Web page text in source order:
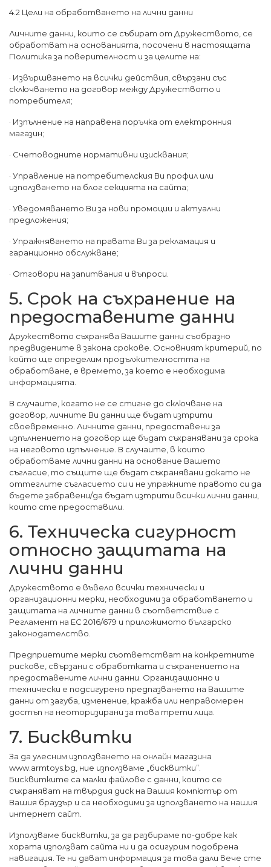
4.2 Цели на обработването на лични данни
Личните данни, които се събират от Дружеството, се
обработват на основанията, посочени в настоящата
Политика за поверителност и за целите на:
· Извършването на всички действия, свързани със
сключването на договор между Дружеството и
потребителя;
· Изпълнение на направена поръчка от електронния
магазин;
· Счетоводните нормативни изисквания;
· Управление на потребителския Ви профил или
използването на блог секцията на сайта;
· Уведомяването Ви за нови промоции и актуални
предложения;
· Упражняването на правата Ви за рекламация и
гаранционно обслужване;
· Отговори на запитвания и въпроси.
5. Срок на съхранение на
предоставените данни
Дружеството съхранява Вашите данни съобразно
предвидените в закона срокове. Основният критерий, по
който ще определим продължителността на
обработване, е времето, за което е необходима
информацията.
В случаите, когато не се стигне до сключване на
договор, личните Ви данни ще бъдат изтрити
своевременно. Личните данни, предоставени за
изпълнението на договор ще бъдат съхранявани за срока
на неговото изпълнение. В случаите, в които
обработваме лични данни на основание Вашето
съгласие, то същите ще бъдат съхранявани докато не
оттеглите съгласието си и не упражните правото си да
бъдете забравени/да бъдат изтрити всички лични данни,
които сте предоставили.
6. Техническа сигурност
относно защитата на
лични данни
Дружеството е въвело всички технически и
организационни мерки, необходими за обработването и
защитата на личните данни в съответствие с
Регламент на ЕС 2016/679 и приложимото българско
законодателство.
Предприетите мерки съответстват на конкретните
рискове, свързани с обработката и съхранението на
предоставените лични данни. Организационно и
технически е подсигурено предпазването на Вашите
данни от загуба, изменение, кражба или неправомерен
достъп на неоторизирани за това трети лица.
7. Бисквитки
За да улесним използването на онлайн магазина
www.armtoys.bg, ние използваме „бисквитки”.
Бисквитките са малки файлове с данни, които се
съхраняват на твърдия диск на Вашия компютър от
Вашия браузър и са необходими за използването на нашия
интернет сайт.
Използваме бисквитки, за да разбираме по-добре как
хората използват сайта ни и да осигурим подобрена
навигация. Те ни дават информация за това дали вече сте